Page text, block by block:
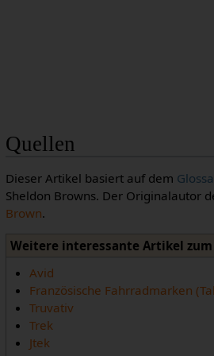
Quellen
Dieser Artikel basiert auf dem
Sheldon Browns. Der Originalautor
Brown.
Weitere interessante Artikel zum
Avid
Französische Fahrradmarken
Truvativ
Trek
Jtek